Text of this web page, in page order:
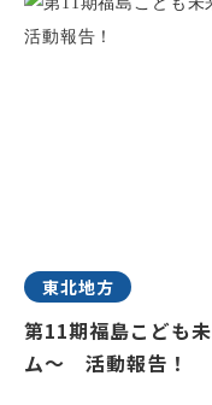
東北地方
第11期福島こども
ム～ 活動報告！